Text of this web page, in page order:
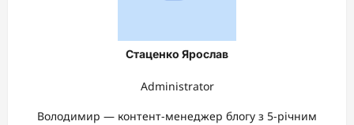
Стаценко Ярослав
Administrator
Володимир — контент-менеджер блогу з 5-річним